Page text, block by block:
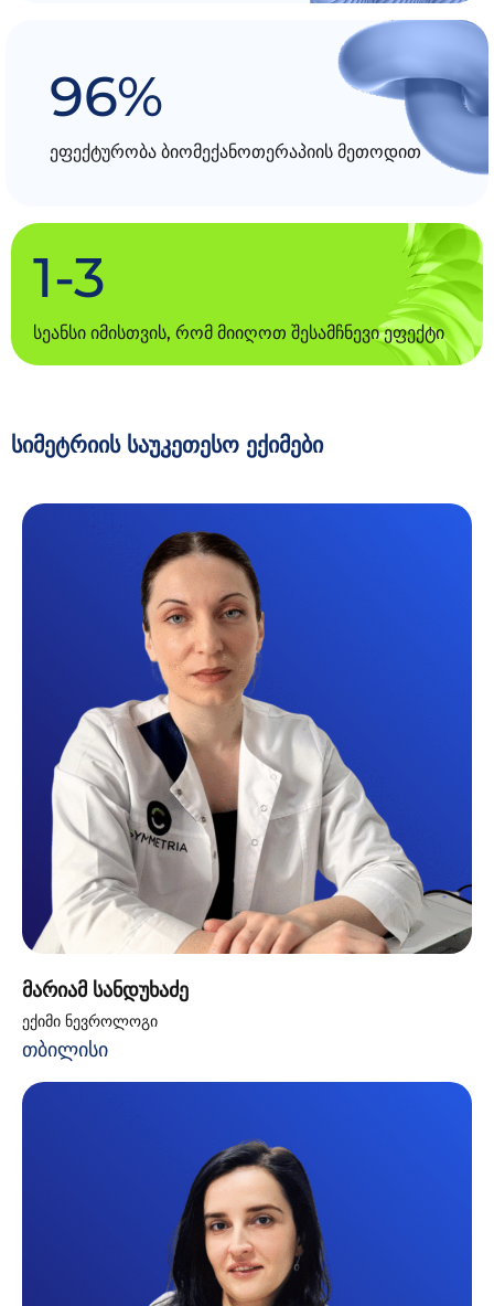
96%
ეფექტურობა ბიომექანოთერაპიის მეთოდით
1-3
სეანსი იმისთვის, რომ მიიღოთ შესამჩნევი ეფექტი
სიმეტრიის საუკეთესო ექიმები
მარიამ სანდუხაძე
ექიმი ნევროლოგი
თბილისი